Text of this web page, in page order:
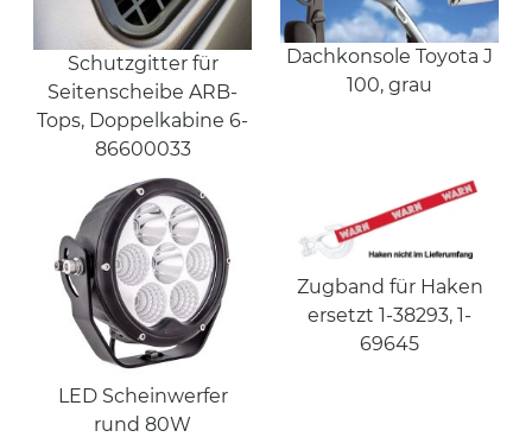
Schutzgitter für
Seitenscheibe ARB-
Tops, Doppelkabine 6-
86600033
Dachkonsole Toyota J
100, grau
LED Scheinwerfer
rund 80W
Zugband für Haken
ersetzt 1-38293, 1-
69645